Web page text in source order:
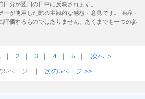
分が翌日の日中に反映されます。
が使用した際の主観的な感想・意見です。 商品・
評価するものではありません。あくまでも一つの参
｜ 2 ｜ 3 ｜ 4 ｜ 5 ｜ 次へ >
5ページ
｜ 次の5ページ >>